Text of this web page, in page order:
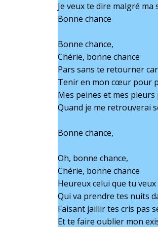
Je veux te dire malgré ma
Bonne chance
Bonne chance,
Chérie, bonne chance
Pars sans te retourner
Tenir en mon cœur pour
Mes peines et mes
Quand je me retrouverai
Bonne chance,
Oh, bonne chance,
Chérie, bonne chance
Heureux celui que tu
Qui va prendre tes nuits
Faisant jaillir tes cris pas
Et te faire oublier mon